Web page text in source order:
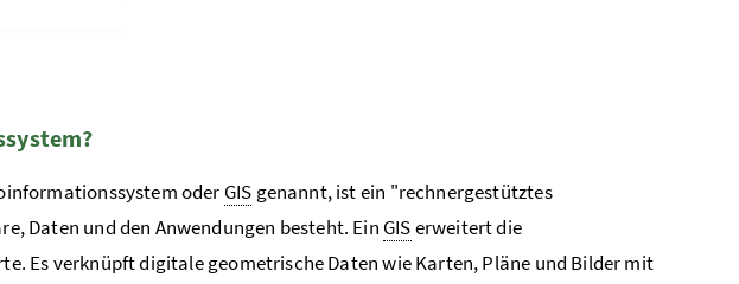
oder GIS genannt, ist ein "rechnergestütztes
Daten und den Anwendungen besteht. Ein GISerweitert die
Es verknüpft digitale geometrische Daten wie Karten, Pläne und Bilder mit